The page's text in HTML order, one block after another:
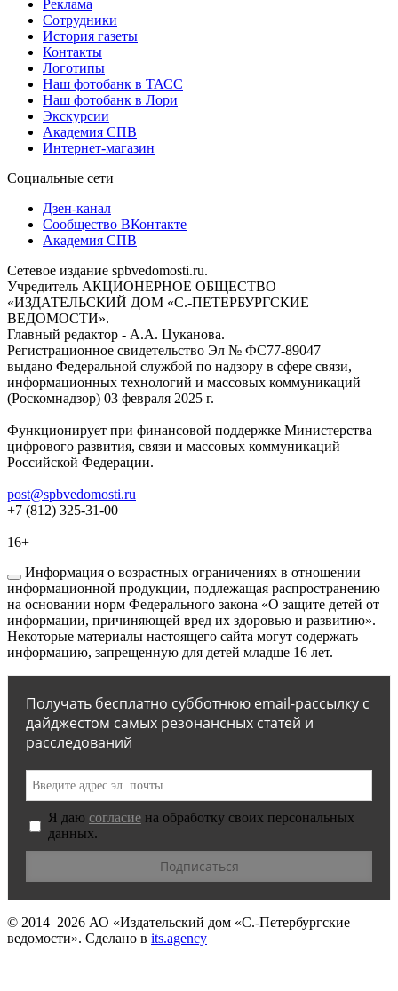
Реклама
Сотрудники
История газеты
Контакты
Логотипы
Наш фотобанк в ТАСС
Наш фотобанк в Лори
Экскурсии
Академия СПВ
Интернет-магазин
Социальные сети
Дзен-канал
Сообщество ВКонтакте
Академия СПВ
Сетевое издание spbvedomosti.ru.
Учредитель АКЦИОНЕРНОЕ ОБЩЕСТВО
«ИЗДАТЕЛЬСКИЙ ДОМ «С.-ПЕТЕРБУРГСКИЕ
ВЕДОМОСТИ».
Главный редактор - А.А. Цуканова.
Регистрационное свидетельство Эл № ФС77-89047
выдано Федеральной службой по надзору в сфере связи,
информационных технологий и массовых коммуникаций
(Роскомнадзор) 03 февраля 2025 г.
Функционирует при финансовой поддержке Министерства
цифрового развития, связи и массовых коммуникаций
Российской Федерации.
post@spbvedomosti.ru
+7 (812) 325-31-00
16+
Информация о возрастных ограничениях в отношении
информационной продукции, подлежащая распространению
на основании норм Федерального закона «О защите детей от
информации, причиняющей вред их здоровью и развитию».
Некоторые материалы настоящего сайта могут содержать
информацию, запрещенную для детей младше 16 лет.
Получать бесплатно субботнюю email-рассылку с
дайджестом самых резонансных статей и
расследований
Я даю согласие на обработку своих персональных
данных.
© 2014–2026 АО «Издательский дом «С.-Петербургские
ведомости». Сделано в its.agency